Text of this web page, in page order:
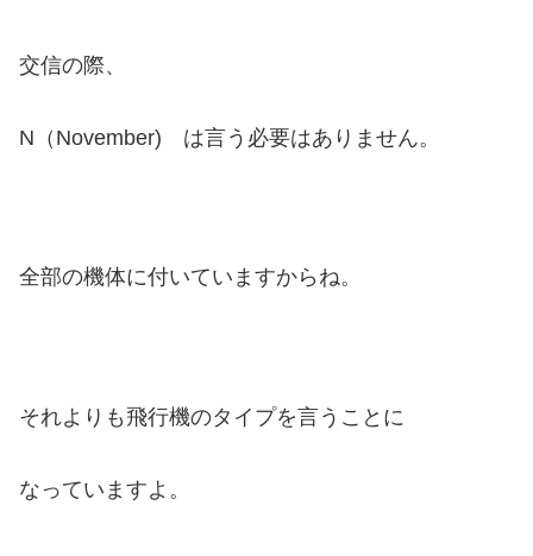
交信の際、
N（November) は言う必要はありません。
全部の機体に付いていますからね。
それよりも飛行機のタイプを言うことに
なっていますよ。